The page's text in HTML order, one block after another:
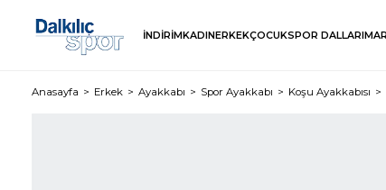
İNDİRİMKADINERKEKÇOCUKSPOR DALLARI
Anasayfa Erkek Ayakkabı Spor Ayakkabı Koşu Ayakkabısı